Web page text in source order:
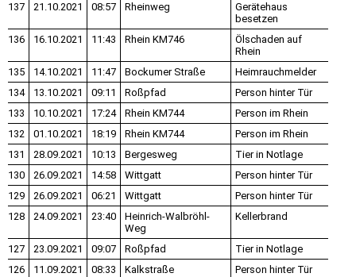
137 21.10.2021 08:57 Rheinweg
Gerätehaus
besetzen
136
16.10.2021 11:43 Rhein KM746
Ölschaden auf
Rhein
135
14.10.2021 11:47 Bockumer Straße
Heimrauchmelder
134
13.10.2021 09:11 Roßpfad
Person hinter Tür
133
10.10.2021 17:24 Rhein KM744
Person im Rhein
132
01.10.2021 18:19 Rhein KM744
Person im Rhein
131
28.09.2021 10:13 Bergesweg
Tier in Notlage
130
26.09.2021 14:58 Wittgatt
Person hinter Tür
129
26.09.2021 06:21 Wittgatt
Person hinter Tür
128
24.09.2021 23:40
Heinrich-Walbröhl-
Weg
Kellerbrand
127 23.09.2021 09:07 Roßpfad
Tier in Notlage
126
11.09.2021 08:33 Kalkstraße
Person hinter Tür